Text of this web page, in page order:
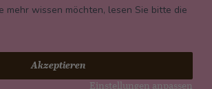
mehr wissen möchten, lesen Sie bitte die
Akzeptieren
Einstellungen anpassen
Confiserie Bachmann, Luzern
Impressum